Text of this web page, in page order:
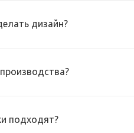
дизайн?
подходят?